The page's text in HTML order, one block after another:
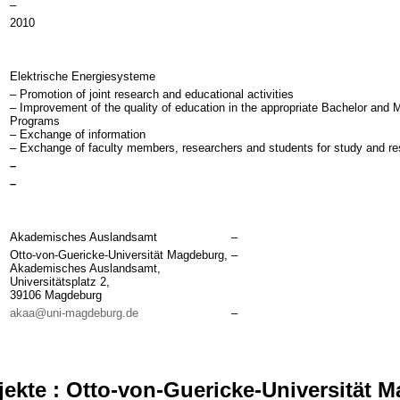
–
2010
Elektrische Energiesysteme
– Promotion of joint research and educational activities
– Improvement of the quality of education in the appropriate Bachelor and
Programs
– Exchange of information
– Exchange of faculty members, researchers and students for study and
–
–
Akademisches Auslandsamt
–
Otto-von-Guericke-Universität Magdeburg,
Akademisches Auslandsamt,
Universitätsplatz 2,
39106 Magdeburg
–
akaa@uni-magdeburg.de –
: Otto-von-Guericke-Universität